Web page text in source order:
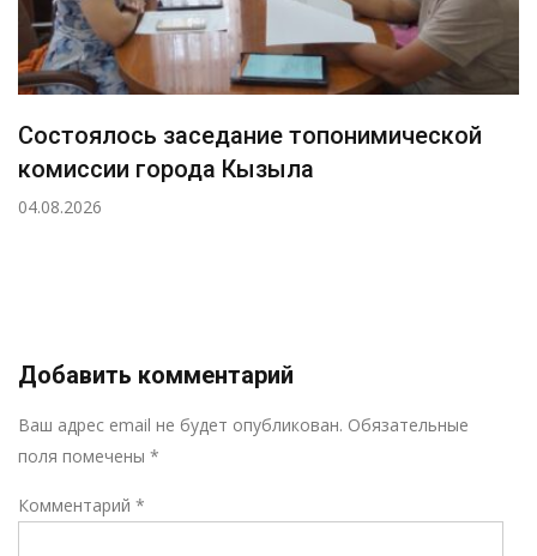
Состоялось заседание топонимической
комиссии города Кызыла
04.08.2026
Добавить комментарий
Ваш адрес email не будет опубликован. Обязательные
поля помечены *
Комментарий *